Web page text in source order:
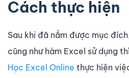
Cách thực hiện
Sau khi đã nắm được mục
cũng như hàm Excel sử dụng
Học Excel Online thực hiện